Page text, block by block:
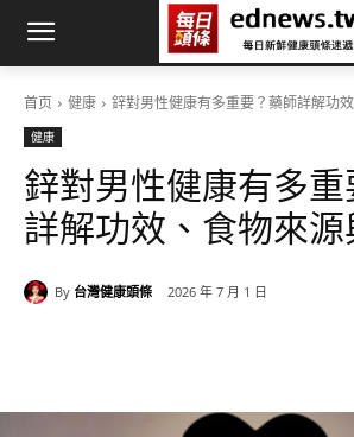
首页 健康 鋅對男性健康有多重要？藥師詳解功
健康
鋅對男性健康有多
詳解功效、食物來源
By 台灣健康頭條 2026 年 7 月 1 日